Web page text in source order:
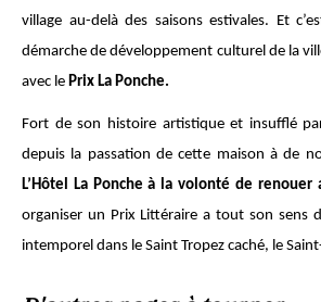
village au-delà des saisons estivales. Et
démarche de développement culturel de la
avec le Prix La Ponche.
Fort de son histoire artistique et insufflé
depuis la passation de cette maison à de
L’Hôtel La Ponche à la volonté de renouer
organiser un Prix Littéraire a tout son sens
intemporel dans le Saint Tropez caché, le